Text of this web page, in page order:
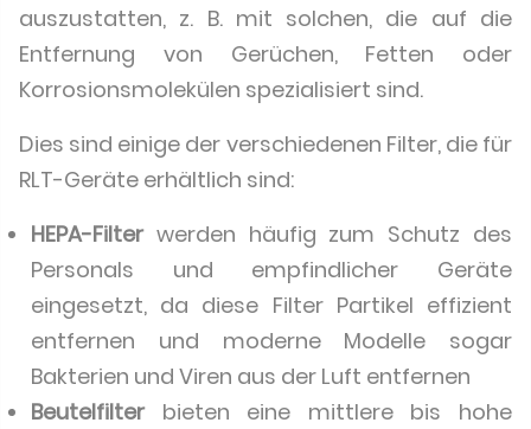
auszustatten, z. B. mit solchen, die auf die
Entfernung von Gerüchen, Fetten oder
Korrosionsmolekülen spezialisiert sind.
Dies sind einige der verschiedenen Filter, die für
RLT-Geräte erhältlich sind:
HEPA-Filter werden häufig zum Schutz des
Personals und empfindlicher Geräte
eingesetzt, da diese Filter Partikel effizient
entfernen und moderne Modelle sogar
Bakterien und Viren aus der Luft entfernen
Beutelfilter bieten eine mittlere bis hohe